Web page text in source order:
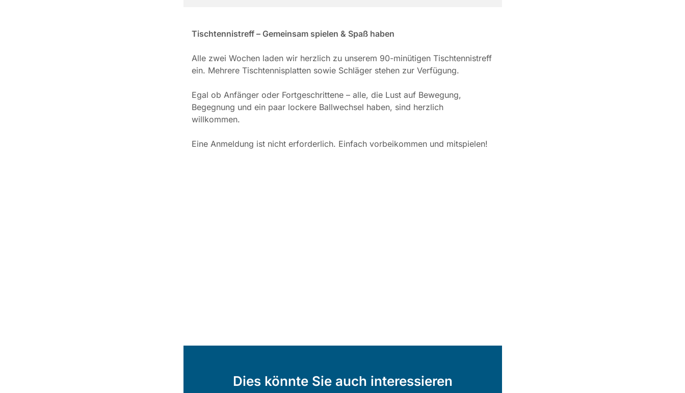
Tischtennistreff – Gemeinsam spielen & Spaß haben
Alle zwei Wochen laden wir herzlich zu unserem 90-minütigen Tischtennistreff
ein. Mehrere Tischtennisplatten sowie Schläger stehen zur Verfügung.
Egal ob Anfänger oder Fortgeschrittene – alle, die Lust auf Bewegung,
Begegnung und ein paar lockere Ballwechsel haben, sind herzlich
willkommen.
Eine Anmeldung ist nicht erforderlich. Einfach vorbeikommen und mitspielen!
Dies könnte Sie auch interessieren